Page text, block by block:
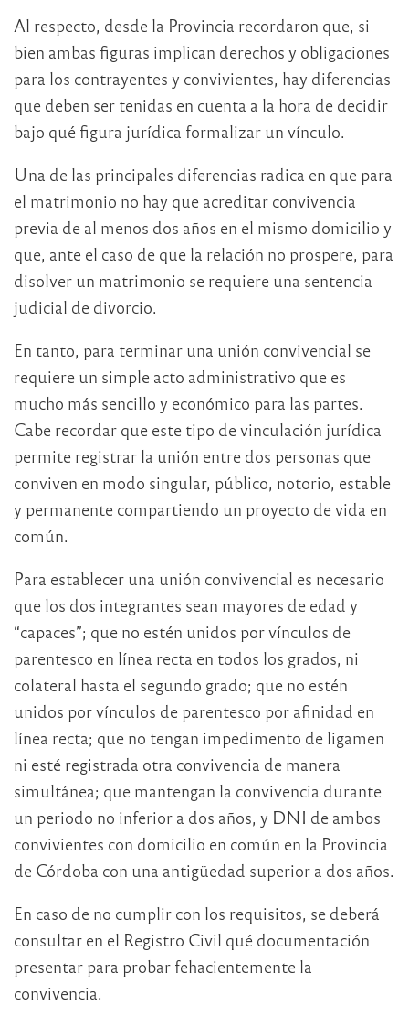
Al respecto, desde la Provincia recordaron que, si
bien ambas figuras implican derechos y obligaciones
para los contrayentes y convivientes, hay diferencias
que deben ser tenidas en cuenta a la hora de decidir
bajo qué figura jurídica formalizar un vínculo.
Una de las principales diferencias radica en que para
el matrimonio no hay que acreditar convivencia
previa de al menos dos años en el mismo domicilio y
que, ante el caso de que la relación no prospere, para
disolver un matrimonio se requiere una sentencia
judicial de divorcio.
En tanto, para terminar una unión convivencial se
requiere un simple acto administrativo que es
mucho más sencillo y económico para las partes.
Cabe recordar que este tipo de vinculación jurídica
permite registrar la unión entre dos personas que
conviven en modo singular, público, notorio, estable
y permanente compartiendo un proyecto de vida en
común.
Para establecer una unión convivencial es necesario
que los dos integrantes sean mayores de edad y
“capaces”; que no estén unidos por vínculos de
parentesco en línea recta en todos los grados, ni
colateral hasta el segundo grado; que no estén
unidos por vínculos de parentesco por afinidad en
línea recta; que no tengan impedimento de ligamen
ni esté registrada otra convivencia de manera
simultánea; que mantengan la convivencia durante
un periodo no inferior a dos años, y DNI de ambos
convivientes con domicilio en común en la Provincia
de Córdoba con una antigüedad superior a dos años.
En caso de no cumplir con los requisitos, se deberá
consultar en el Registro Civil qué documentación
presentar para probar fehacientemente la
convivencia.